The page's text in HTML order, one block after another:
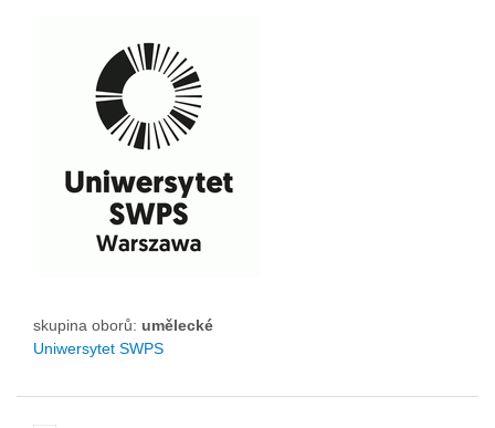
skupina oborů: umělecké
Uniwersytet SWPS